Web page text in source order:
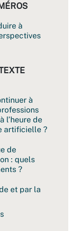
à
à
l’heure de
artificielle ?
de
: quels
?
et par la